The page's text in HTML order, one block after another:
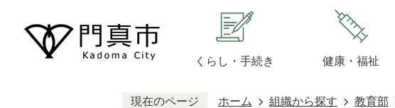
くらし・手続き 健康・福祉
現在のページ ホーム 組織から探す 教育部